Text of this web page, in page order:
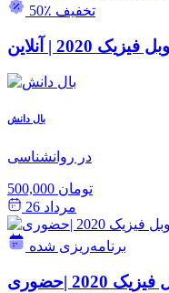
50٪ تخفیف
بال دانش
در روانشناسی
500,000 تومان
مرداد 26
برنامه‌ریزی شده